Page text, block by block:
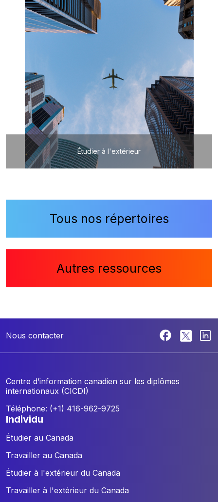
Étudier à l'extérieur
Tous nos répertoires
Autres ressources
Nous contacter
Centre d’information canadien sur les diplômes
internationaux (CICDI)
Téléphone: (+1) 416-962-9725
individu
Étudier au Canada
Travailler au Canada
Étudier à l'extérieur du Canada
Travailler à l'extérieur du Canada